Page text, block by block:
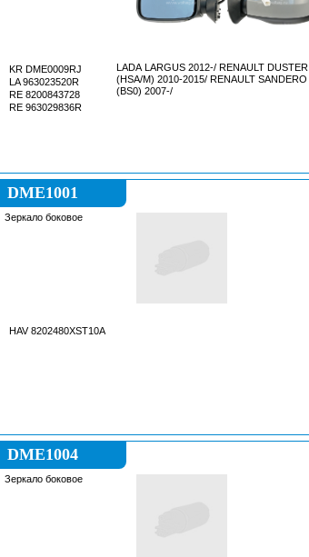
KR DME0009RJ
LA 963023520R
RE 8200843728
RE 963029836R
LADA LARGUS 2012-/ RENAULT DUSTER
(HSA/M) 2010-2015/ RENAULT SANDERO
(BS0) 2007-/
DME1001
Зеркало боковое
HAV 8202480XST10A
DME1004
Зеркало боковое